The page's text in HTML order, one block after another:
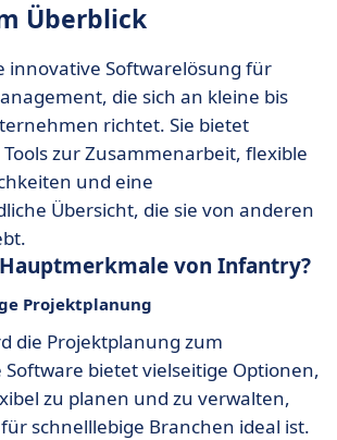
Überblick
innovative Softwarelösung für
die sich an kleine bis
richtet. Sie bietet
zur Zusammenarbeit, flexible
und eine
Übersicht, die sie von anderen
von Infantry?
Projektplanung
die Projektplanung zum
Software bietet vielseitige Optionen,
zu planen und zu verwalten,
schnelllebige Branchen ideal ist.